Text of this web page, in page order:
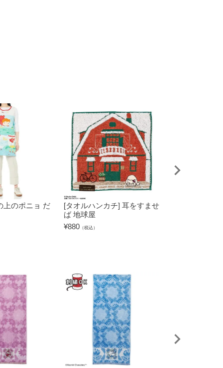
上のポニョ だ
[タオルハンカチ] 耳をすませ
ば 地球屋
¥880 （税込）